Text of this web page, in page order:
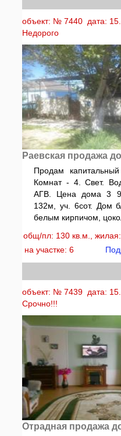
объект: № 7440 дата:
Недорого
Раевская продажа
Продам
Комнат - 4. Свет.
АГВ. Цена дома 3
132м, уч. 6сот. Дом
белым кирпичом,
общ/пл: 130 кв.м.,
на участке: 6
объект: № 7439 дата:
Срочно!!!
Отрадная продажа